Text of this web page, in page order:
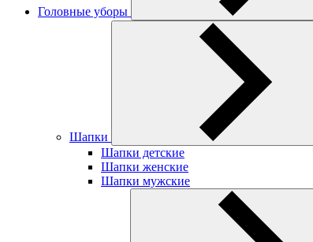
Головные уборы
Шапки
Шапки детские
Шапки женские
Шапки мужские